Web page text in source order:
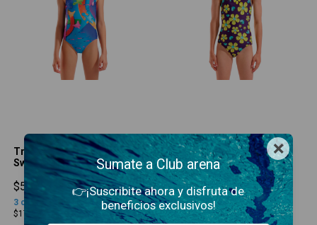
Traje de Baño Inventive
Swim Pro JR 889
$53.900,00
3 cuotas sin interés
de
$17.966,67
Traje de Baño Spring
LightDrop JR 980
$50.900,00
3cuotas sin interésde
$16.966,67
×
Sumate a Club arena
👉¡Suscribite ahora y disfruta de
beneficios exclusivos!